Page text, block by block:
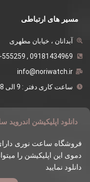
مسیر های ارتباطی
آبدانان ، خیابان مطهری
09181434969 , 021-555259
info@noriwatch.ir
ساعت کاری دفتر : 9 الی 18
دانلود اپلیکیشن اندروید
فروشگاه ساعت نوری
دموی این اپلیکیشن را
دانلود نمایید